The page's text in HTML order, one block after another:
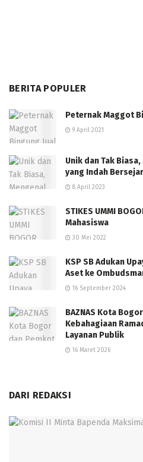
BERITA POPULER
Peternak Maggot
9 April 2021
Unik dan Tak
yang Indah
8 April 2023
STIKES UMMI
Mahasiswa
30 Mei 2022
KSP SB Adukan
Aset ke
16 September 2024
BAZNAS Kota
Kebahagiaan
Layanan Publik
16 Maret 2026
DARI REDAKSI